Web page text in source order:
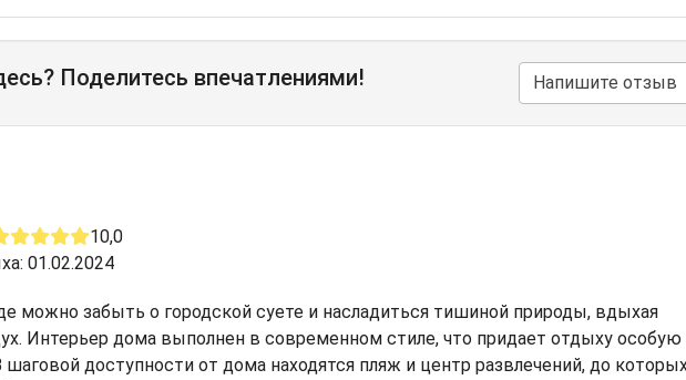
Поделитесь впечатлениями! Напишите отзыв
10,0
01.02.2024
можно забыть о городской суете и насладиться тишиной природы, вдыхая
Интерьер дома выполнен в современном стиле, что придает отдыху особую
доступности от дома находятся пляж и центр развлечений, до